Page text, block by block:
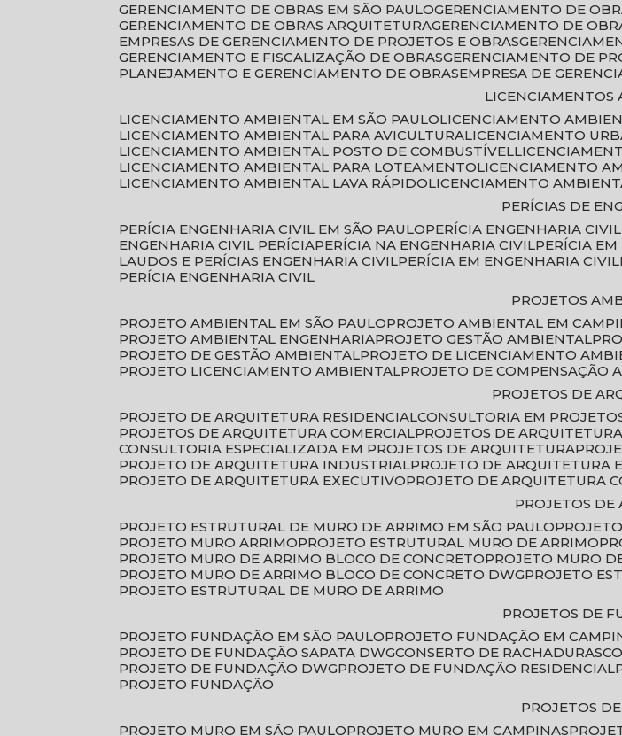
GERENCIAMENTO DE OBRAS EM SÃO PAULO
GERENCIAMENTO DE
GERENCIAMENTO DE OBRAS ARQUITETURA
GERENCIAMENTO DE
EMPRESAS DE GERENCIAMENTO DE PROJETOS E OBRAS
GERENCIAMENTO E FISCALIZAÇÃO DE OBRAS
GERENCIAMENTO DE
PLANEJAMENTO E GERENCIAMENTO DE OBRAS
EMPRESA DE
LICENCIAMENTOS
LICENCIAMENTO AMBIENTAL EM SÃO PAULO LICENCIAMENTO
LICENCIAMENTO AMBIENTAL PARA AVICULTURA LICENCIAMENTO
LICENCIAMENTO AMBIENTAL POSTO DE COMBUSTÍVEL
LICENCIAMENTO AMBIENTAL PARA LOTEAMENTO LICENCIAMENTO
LICENCIAMENTO AMBIENTAL LAVA RÁPIDO LICENCIAMENTO
PERÍCIAS DE
PERÍCIA ENGENHARIA CIVIL EM SÃO PAULO
PERÍCIA ENGENHARIA
ENGENHARIA CIVIL PERÍCIA
PERÍCIA NA ENGENHARIA CIVIL PERÍCIA
LAUDOS E PERÍCIAS ENGENHARIA CIVIL
PERÍCIA EM ENGENHARIA CIVIL
PERÍCIA ENGENHARIA CIVIL
PROJETOS
PROJETO AMBIENTAL EM SÃO PAULO
PROJETO AMBIENTAL EM
PROJETO AMBIENTAL ENGENHARIA
PROJETO GESTÃO AMBIENTAL
PROJETO DE GESTÃO AMBIENTAL
PROJETO DE LICENCIAMENTO
PROJETO LICENCIAMENTO AMBIENTAL
PROJETO DE COMPENSAÇÃO
PROJETOS DE
PROJETO DE ARQUITETURA RESIDENCIAL CONSULTORIA EM
PROJETOS DE ARQUITETURA COMERCIAL
PROJETOS DE
CONSULTORIA ESPECIALIZADA EM PROJETOS DE ARQUITETURA
PROJETO DE ARQUITETURA INDUSTRIAL
PROJETO DE ARQUITETURA
PROJETO DE ARQUITETURA EXECUTIVO
PROJETO DE ARQUITETURA
PROJETOS
PROJETO ESTRUTURAL DE MURO DE ARRIMO EM SÃO PAULO
PROJETO MURO ARRIMO
PROJETO ESTRUTURAL MURO DE ARRIMO
PROJETO MURO DE ARRIMO BLOCO DE CONCRETO
PROJETO MURO
PROJETO MURO DE ARRIMO BLOCO DE CONCRETO DWG
PROJETO
PROJETO ESTRUTURAL DE MURO DE ARRIMO
PROJETOS DE
PROJETO FUNDAÇÃO EM SÃO PAULO
PROJETO FUNDAÇÃO EM
PROJETO DE FUNDAÇÃO SAPATA DWG CONSERTO DE RACHADURAS
PROJETO DE FUNDAÇÃO DWG
PROJETO DE FUNDAÇÃO RESIDENCIAL
PROJETO FUNDAÇÃO
PROJETOS
PROJETO MURO EM SÃO PAULO
PROJETO MURO EM CAMPINAS